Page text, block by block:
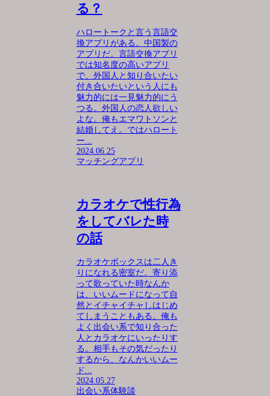
る？
ハロートークと言う言語交
換アプリがある。中国製の
アプリだ。言語交換アプリ
では知名度の高いアプリ
で、外国人と知り合いたい
付き合いたいという人にも
魅力的には一見魅力的にう
つる。外国人の恋人欲しい
よな。俺もエマワトソンと
結婚してえ。ではハロート
ー...
2024.06.25
マッチングアプリ
カラオケで性行為
をしてバレた時
の話
カラオケボックスは二人き
りになれる密室だ。寄り添
って歌っていた時なんか
は、いいムードになって自
然とイチャイチャしはじめ
てしまうこともある。俺も
よく出会い系で知り合った
人とカラオケにいったりす
る。相手もその気だったり
するから、なんかいいムー
ド...
2024.05.27
出会い系体験談